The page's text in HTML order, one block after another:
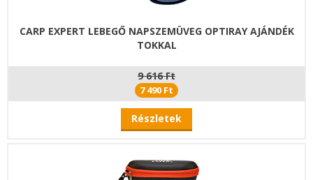
CARP EXPERT LEBEGŐ NAPSZEMÜVEG OPTIRAY AJÁNDÉK
TOKKAL
9 616 Ft
7 490 Ft
Részletek